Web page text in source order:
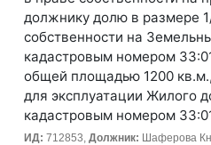
должнику долю в размере
собственности на
кадастровым номером
общей площадью 1200
для эксплуатации Жилого
кадастровым номером
ИД: 712853, Должник: Шаферова